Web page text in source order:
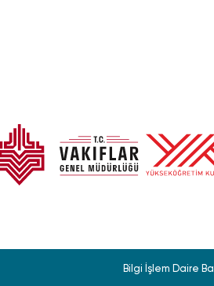
Bilgi İşlem Daire